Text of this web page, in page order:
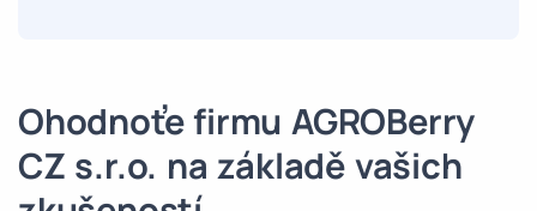
Ohodnoťe firmu AGROBerry
CZ s.r.o. na základě vašich